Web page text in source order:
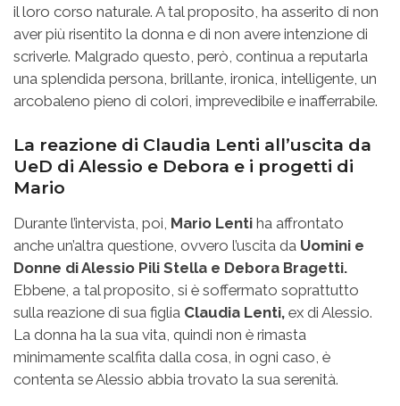
il loro corso naturale. A tal proposito, ha asserito di non
aver più risentito la donna e di non avere intenzione di
scriverle. Malgrado questo, però, continua a reputarla
una splendida persona, brillante, ironica, intelligente, un
arcobaleno pieno di colori, imprevedibile e inafferrabile.
La reazione di Claudia Lenti all’uscita da
UeD di Alessio e Debora e i progetti di
Mario
Durante l’intervista, poi, Mario Lenti ha affrontato
anche un’altra questione, ovvero l’uscita da Uomini e
Donne di Alessio Pili Stella e Debora Bragetti.
Ebbene, a tal proposito, si è soffermato soprattutto
sulla reazione di sua figlia Claudia Lenti, ex di Alessio.
La donna ha la sua vita, quindi non è rimasta
minimamente scalfita dalla cosa, in ogni caso, è
contenta se Alessio abbia trovato la sua serenità.